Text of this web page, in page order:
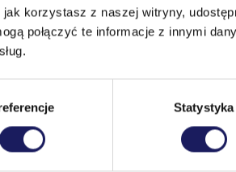
korzystasz z naszej witryny,
połączyć te informacje z innymi
Statystyka
Gaja Kuroń
Stała analityka i rekomendacje